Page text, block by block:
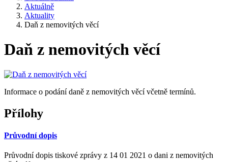
Aktuálně
Aktuality
Daň z nemovitých věcí
Daň z nemovitých věcí
Informace o podání daně z nemovitých věcí včetně termínů.
Přílohy
Průvodní dopis
Průvodní dopis tiskové zprávy z 14 01 2021 o dani z nemovitých